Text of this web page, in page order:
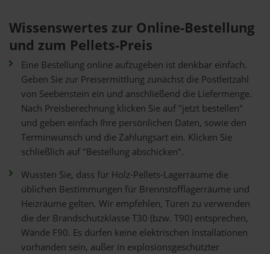
Wissenswertes zur Online-Bestellung
und zum Pellets-Preis
Eine Bestellung online aufzugeben ist denkbar einfach.
Geben Sie zur Preisermittlung zunächst die Postleitzahl
von Seebenstein ein und anschließend die Liefermenge.
Nach Preisberechnung klicken Sie auf "jetzt bestellen"
und geben einfach Ihre persönlichen Daten, sowie den
Terminwunsch und die Zahlungsart ein. Klicken Sie
schließlich auf "Bestellung abschicken".
Wussten Sie, dass für Holz-Pellets-Lagerräume die
üblichen Bestimmungen für Brennstofflagerräume und
Heizräume gelten. Wir empfehlen, Türen zu verwenden
die der Brandschutzklasse T30 (bzw. T90) entsprechen,
Wände F90. Es dürfen keine elektrischen Installationen
vorhanden sein, außer in explosionsgeschützter